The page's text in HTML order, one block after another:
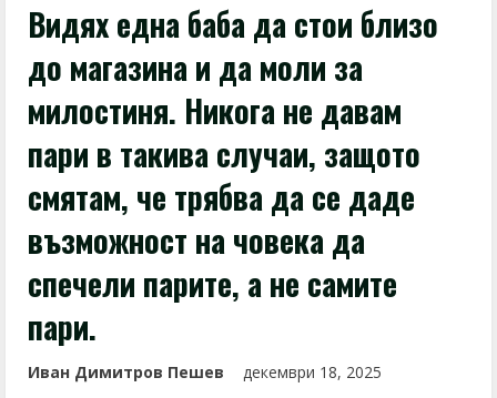
Видях една баба да стои близо
до магазина и да моли за
милостиня. Никога не давам
пари в такива случаи, защото
смятам, че трябва да се даде
възможност на човека да
спечели парите, а не самите
пари.
Иван Димитров Пешев декември 18, 2025